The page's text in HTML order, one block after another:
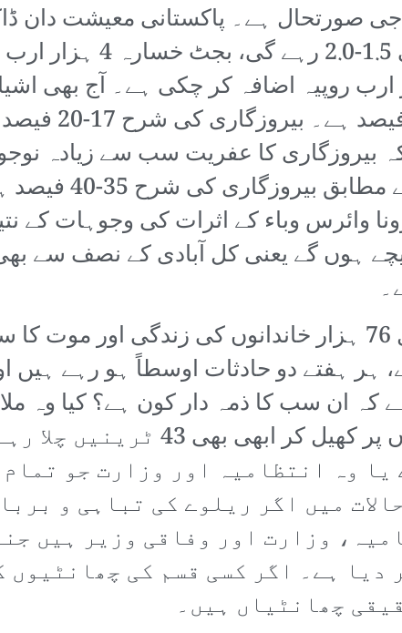
صورتحال ہے۔ پاکستانی معیشت دان
مطابق اس سال جی ڈی پی کی
سالوں میں قومی قرضے میں 11 ہزار ارب روپیہ اضافہ کر چکی
افراطِ زر 25
گے جبکہ بیروزگاری کا عفریت سب سے زیادہ
پاکستان انسٹی ٹیوٹ
سے نیچے ہوں گے یعنی کل آبادی کے نصف سے
اس صورتحال میں ریلوے کے حوالے سے یہ سوال 76 ہزار خاندانوں کی
ہفتے دو حادثات اوسطاً ہو رہے ہیں
کہ ان سب کا ذمہ دار کون ہے؟ کیا وہ
حفاظتی سامان کے حکومتی دباؤ میں اپنی
وہ انتظامیہ اور وزارت جو
میں اگر ریلوے کی تباہی و
وزارت اور وفاقی وزیر ہیں
دیا ہے۔ اگر کسی قسم کی چھانٹیوں
چھانٹیاں ہیں۔